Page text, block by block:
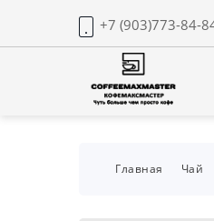
+7 (903)773-84-
Главная Чай